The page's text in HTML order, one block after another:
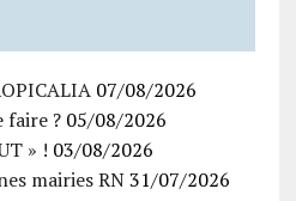
07/08/2026
faire ? 05/08/2026
» ! 03/08/2026
mairies RN 31/07/2026